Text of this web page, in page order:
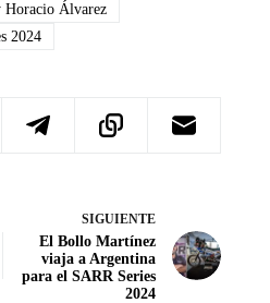
Álvarez
2024
SIGUIENTE
El Bollo Martínez
viaja a Argentina
para el SARR Series
2024